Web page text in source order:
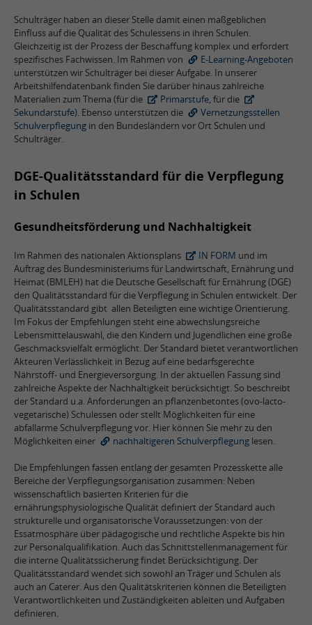
Schulträger haben an dieser Stelle damit einen maßgeblichen
Einfluss auf die Qualität des Schulessens in ihren Schulen.
Gleichzeitig ist der Prozess der Beschaffung komplex und erfordert
spezifisches Fachwissen. Im Rahmen von
E-Learning-Angeboten
unterstützen wir Schulträger bei dieser Aufgabe. In unserer
Arbeitshilfendatenbank finden Sie darüber hinaus zahlreiche
Materialien zum Thema (für die
Primarstufe, für die
Sekundarstufe). Ebenso unterstützen die
Vernetzungsstellen
Schulverpflegung in den Bundesländern vor Ort Schulen und
Schulträger.
DGE-Qualitätsstandard für die Verpflegung
in Schulen
Gesundheitsförderung und Nachhaltigkeit
Im Rahmen des nationalen Aktionsplans IN FORM und im
Auftrag des Bundesministeriums für Landwirtschaft, Ernährung und
Heimat (BMLEH) hat die Deutsche Gesellschaft für Ernährung (DGE)
den Qualitätsstandard für die Verpflegung in Schulen entwickelt. Der
Qualitätsstandard gibt allen Beteiligten eine wichtige Orientierung.
Im Fokus der Empfehlungen steht eine abwechslungsreiche
Lebensmittelauswahl, die den Kindern und Jugendlichen eine große
Geschmacksvielfalt ermöglicht. Der Standard bietet verantwortlichen
Akteuren Verlässlichkeit in Bezug auf eine bedarfsgerechte
Nährstoff- und Energieversorgung. In der aktuellen Fassung sind
zahlreiche Aspekte der Nachhaltigkeit berücksichtigt. So beschreibt
der Standard u.a. Anforderungen an pflanzenbetontes (ovo-lacto-
vegetarische) Schulessen oder stellt Möglichkeiten für eine
abfallarme Schulverpflegung vor. Hier können Sie mehr zu den
Möglichkeiten einer
nachhaltigeren Schulverpflegung lesen.
Die Empfehlungen fassen entlang der gesamten Prozesskette alle
Bereiche der Verpflegungsorganisation zusammen: Neben
wissenschaftlich basierten Kriterien für die
ernährungsphysiologische Qualität definiert der Standard auch
strukturelle und organisatorische Voraussetzungen: von der
Essatmosphäre über pädagogische und rechtliche Aspekte bis hin
zur Personalqualifikation. Auch das Schnittstellenmanagement für
die interne Qualitätssicherung findet Berücksichtigung. Der
Qualitätsstandard wendet sich sowohl an Träger und Schulen als
auch an Caterer. Aus den Qualitätskriterien können die Beteiligten
Verantwortlichkeiten und Zuständigkeiten ableiten und Aufgaben
definieren.